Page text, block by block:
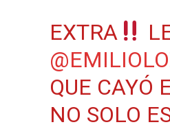
EXTRA
QUE CAYÓ
NO SOLO